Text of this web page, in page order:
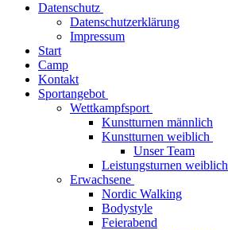
Datenschutz
Datenschutzerklärung
Impressum
Start
Camp
Kontakt
Sportangebot
Wettkampfsport
Kunstturnen männlich
Kunstturnen weiblich
Unser Team
Leistungsturnen weiblich
Erwachsene
Nordic Walking
Bodystyle
Feierabend